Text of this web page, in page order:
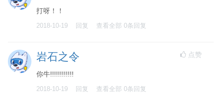
打呀！！
2018-10-19 回复 查看全部 0条回复
岩石之令 点赞
你牛!!!!!!!!!!!!
2018-10-19 回复 查看全部 0条回复